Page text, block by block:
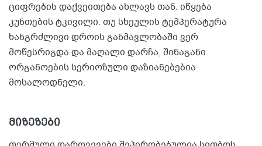
ციფრების დაქვეითება ახლავს თან. იწყება
კუნთების ტკივილი. თუ სხეულის ტემპერატურა
ხანგრძლივი დროის განმავლობაში ვერ
მოწესრიგდა და მაღალი დარჩა, შინაგანი
ორგანოების სერიოზული დაზიანებებია
მოსალოდნელი.
მიზეზები